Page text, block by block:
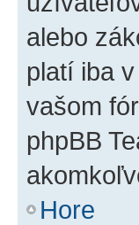
alebo
platí iba
vašom
phpBB
Hore